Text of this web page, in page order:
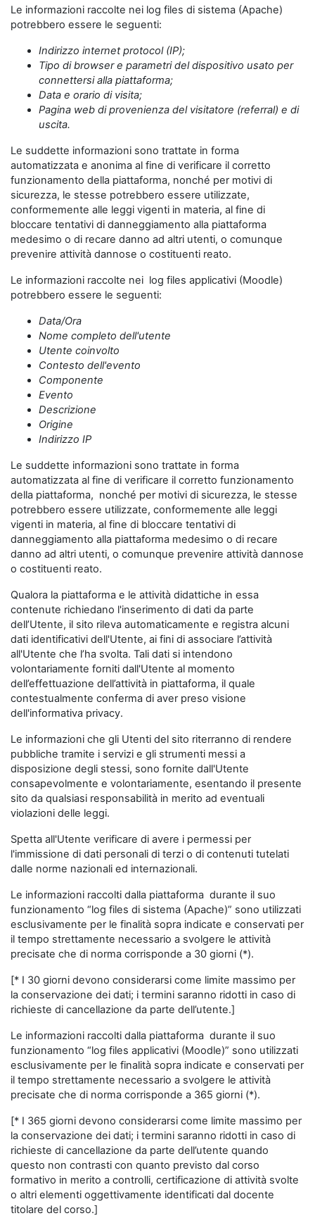
Le informazioni raccolte nei log files di sistema (Apache)
potrebbero essere le seguenti:
Indirizzo internet protocol (IP);
Tipo di browser e parametri del dispositivo usato per
connettersi alla piattaforma;
Data e orario di visita;
Pagina web di provenienza del visitatore (referral) e di
uscita.
Le suddette informazioni sono trattate in forma
automatizzata e anonima al fine di verificare il corretto
funzionamento della piattaforma, nonché per motivi di
sicurezza, le stesse potrebbero essere utilizzate,
conformemente alle leggi vigenti in materia, al fine di
bloccare tentativi di danneggiamento alla piattaforma
medesimo o di recare danno ad altri utenti, o comunque
prevenire attività dannose o costituenti reato.
Le informazioni raccolte nei log files applicativi (Moodle)
potrebbero essere le seguenti:
Data/Ora
Nome completo dell'utente
Utente coinvolto
Contesto dell'evento
Componente
Evento
Descrizione
Origine
Indirizzo IP
Le suddette informazioni sono trattate in forma
automatizzata al fine di verificare il corretto funzionamento
della piattaforma, nonché per motivi di sicurezza, le stesse
potrebbero essere utilizzate, conformemente alle leggi
vigenti in materia, al fine di bloccare tentativi di
danneggiamento alla piattaforma medesimo o di recare
danno ad altri utenti, o comunque prevenire attività dannose
o costituenti reato.
Qualora la piattaforma e le attività didattiche in essa
contenute richiedano l'inserimento di dati da parte
dell’Utente, il sito rileva automaticamente e registra alcuni
dati identificativi dell'Utente, ai fini di associare l’attività
all'Utente che l’ha svolta. Tali dati si intendono
volontariamente forniti dall'Utente al momento
dell’effettuazione dell’attività in piattaforma, il quale
contestualmente conferma di aver preso visione
dell'informativa privacy.
Le informazioni che gli Utenti del sito riterranno di rendere
pubbliche tramite i servizi e gli strumenti messi a
disposizione degli stessi, sono fornite dall'Utente
consapevolmente e volontariamente, esentando il presente
sito da qualsiasi responsabilità in merito ad eventuali
violazioni delle leggi.
Spetta all'Utente verificare di avere i permessi per
l'immissione di dati personali di terzi o di contenuti tutelati
dalle norme nazionali ed internazionali.
Le informazioni raccolti dalla piattaforma durante il suo
funzionamento “log files di sistema (Apache)” sono utilizzati
esclusivamente per le finalità sopra indicate e conservati per
il tempo strettamente necessario a svolgere le attività
precisate che di norma corrisponde a 30 giorni (*).
[* I 30 giorni devono considerarsi come limite massimo per
la conservazione dei dati; i termini saranno ridotti in caso di
richieste di cancellazione da parte dell’utente.]
Le informazioni raccolti dalla piattaforma durante il suo
funzionamento “log files applicativi (Moodle)” sono utilizzati
esclusivamente per le finalità sopra indicate e conservati per
il tempo strettamente necessario a svolgere le attività
precisate che di norma corrisponde a 365 giorni (*).
[* I 365 giorni devono considerarsi come limite massimo per
la conservazione dei dati; i termini saranno ridotti in caso di
richieste di cancellazione da parte dell’utente quando
questo non contrasti con quanto previsto dal corso
formativo in merito a controlli, certificazione di attività svolte
o altri elementi oggettivamente identificati dal docente
titolare del corso.]